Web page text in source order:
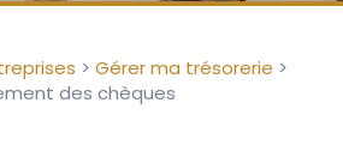
> Gérer ma trésorerie >
des chèques